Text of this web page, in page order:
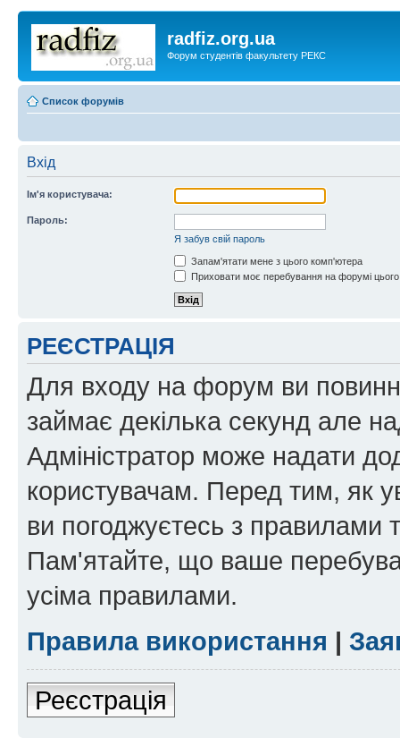
radfiz.org.ua
Форум студентів факультету РЕКС
Список форумів
Вхід
Ім'я користувача:
Пароль:
Я забув свій пароль
Запам'ятати мене з цього комп'ютера
Приховати моє перебування на форумі
РЕЄСТРАЦІЯ
Для входу на форум ви
займає декілька секунд але
Адміністратор може надати
користувачам. Перед тим, як
ви погоджуєтесь з правилами
Пам'ятайте, що ваше
усіма правилами.
Правила використання |
Реєстрація